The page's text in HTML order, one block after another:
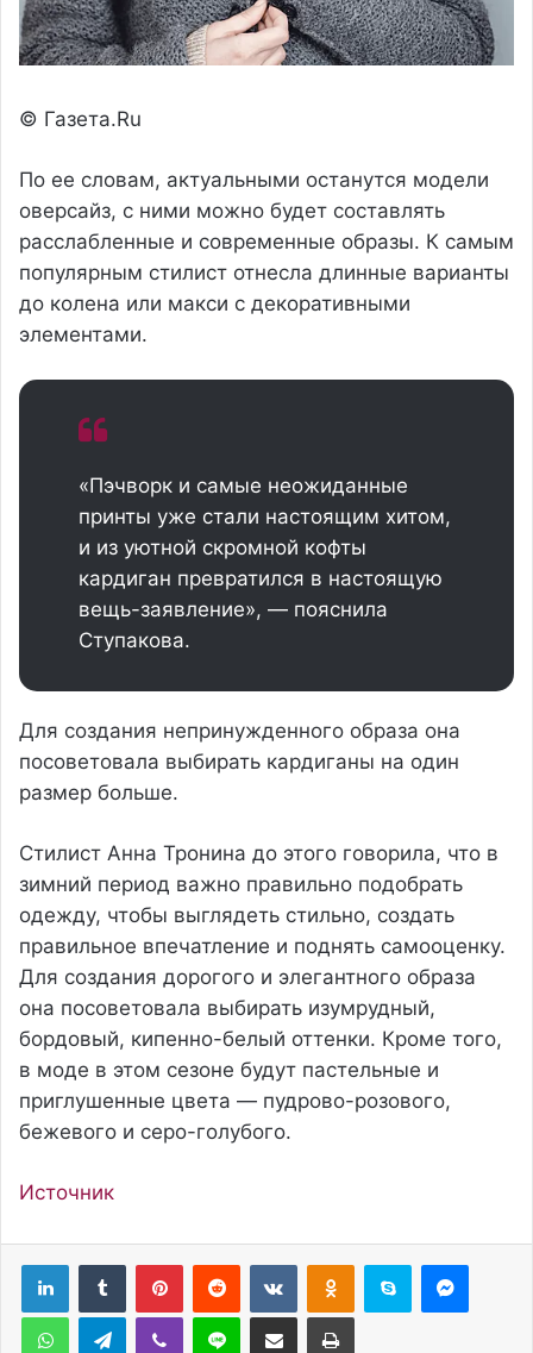
© Газета.Ru
По ее словам, актуальными останутся модели
оверсайз, с ними можно будет составлять
расслабленные и современные образы. К самым
популярным стилист отнесла длинные варианты
до колена или макси с декоративными
элементами.
«Пэчворк и самые неожиданные
принты уже стали настоящим хитом,
и из уютной скромной кофты
кардиган превратился в настоящую
вещь-заявление», — пояснила
Ступакова.
Для создания непринужденного образа она
посоветовала выбирать кардиганы на один
размер больше.
Стилист Анна Тронина до этого говорила, что в
зимний период важно правильно подобрать
одежду, чтобы выглядеть стильно, создать
правильное впечатление и поднять самооценку.
Для создания дорогого и элегантного образа
она посоветовала выбирать изумрудный,
бордовый, кипенно-белый оттенки. Кроме того,
в моде в этом сезоне будут пастельные и
приглушенные цвета — пудрово-розового,
бежевого и серо-голубого.
Источник
Telegram